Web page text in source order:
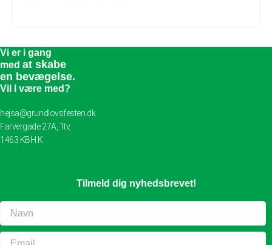
Vi er i gang
med at skabe
en bevægelse.
Vil I være med?
hejsa@grundlovsfesten.dk
Farvergade 27A, 1tv,
1463 KBH K
Tilmeld dig nyhedsbrevet!